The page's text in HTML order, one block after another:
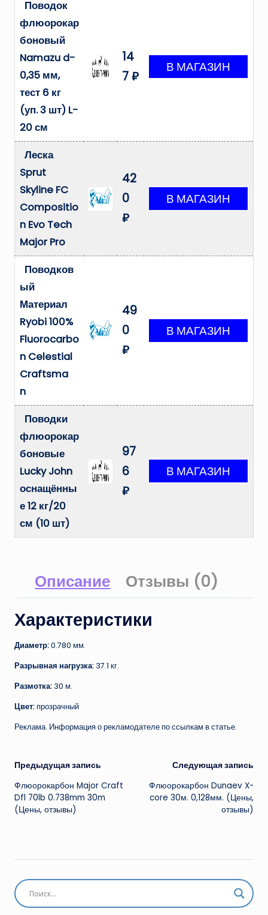
Поводок
флюорокар
боновый
Namazu d-
0,35 мм,
тест 6 кг
(уп. 3 шт) L-
20 см
14
7 ₽
Леска
Sprut
Skyline FC
Compositio
n Evo Tech
Major Pro
42
0
₽
Поводков
ый
Материал
Ryobi 100%
Fluorocarbo
n Celestial
Craftsma
n
49
0
₽
Поводки
флюорокар
боновые
Lucky John
оснащённы
е 12 кг/20
см (10 шт)
97
6
₽
Описание Отзывы (0)
Характеристики
Диаметр:0.780 мм.
Разрывная нагрузка: 37.1 кг.
Размотка: 30 м.
Цвет:прозрачный
Реклама. Информация о рекламодателе по ссылкам в статье.
Навигация
записи
Предыдущая запись
Флюорокарбон Major Craft
Dfl 70lb 0.738mm 30m
(Цены, отзывы)
Следующая запись
Флюорокарбон Dunaev X-
core 30м. 0,128мм. (Цены,
отзывы)